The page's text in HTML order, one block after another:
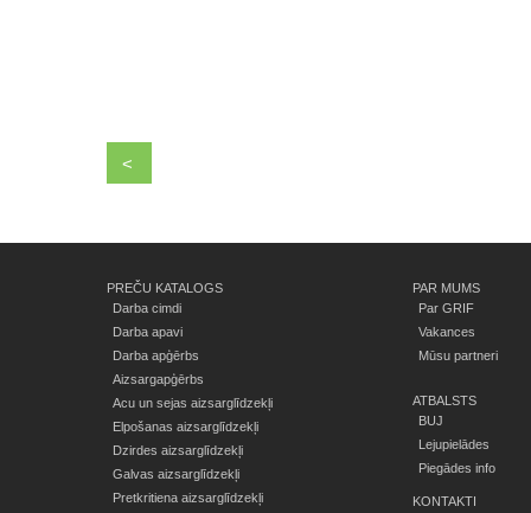
<
PREČU KATALOGS
Darba cimdi
Darba apavi
Darba apģērbs
Aizsargapģērbs
Acu un sejas aizsarglīdzekļi
Elpošanas aizsarglīdzekļi
Dzirdes aizsarglīdzekļi
Galvas aizsarglīdzekļi
Pretkritiena aizsarglīdzekļi
PAR MUMS
Par GRIF
Vakances
Mūsu partneri
ATBALSTS
BUJ
Lejupielādes
Piegādes info
KONTAKTI